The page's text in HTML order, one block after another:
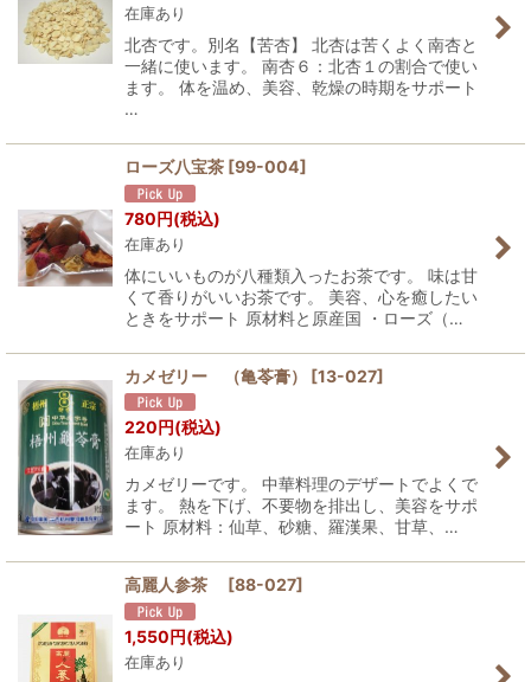
在庫あり
北杏です。別名【苦杏】 北杏は苦くよく南杏と
一緒に使います。 南杏６：北杏１の割合で使い
ます。 体を温め、美容、乾燥の時期をサポート
…
ローズ八宝茶 [99-004]
780円(税込)
在庫あり
体にいいものが八種類入ったお茶です。 味は甘
くて香りがいいお茶です。 美容、心を癒したい
ときをサポート 原材料と原産国 ・ローズ（…
カメゼリー （亀苓膏） [13-027]
220円(税込)
在庫あり
カメゼリーです。 中華料理のデザートでよくで
ます。 熱を下げ、不要物を排出し、美容をサポ
ート 原材料：仙草、砂糖、羅漢果、甘草、…
高麗人参茶 [88-027]
1,550円(税込)
在庫あり